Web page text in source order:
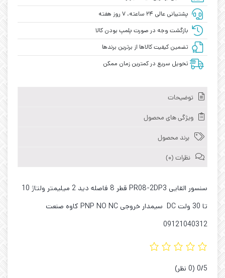
پشتیبانی عالی ۲۴ ساعته، ۷ روز هفته
بازگشت وجه در صورت پلمپ بودن کالا
تضمین کیفیت کالاها از برترین برندها
تحویل سریع در کمترین زمان ممکن
توضیحات
ویژگی های محصول
برند محصول
نظرات (0)
سنسور القایی PR08-2DP3 قطر 8 فاصله دید 2 میلیمتر ولتاژ 10
تا 30 ولت DC سیمدار خروجی PNP NO NC کاوه صنعت
09121040312
‫0/5 ‫(0 نظر)